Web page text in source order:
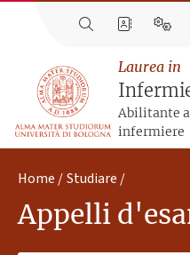
Laurea in
Abilitante
infermiere
Home Studiare
Appelli